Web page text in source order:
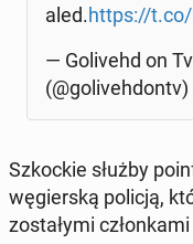
aled.https://
— Go­li­vehd on
(@go­li­veh­dontv)
Szkoc­kie służby
wę­gier­ską policją,
zo­sta­ły­mi